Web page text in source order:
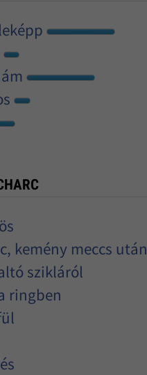
kemény meccs után
szikláról
ringben